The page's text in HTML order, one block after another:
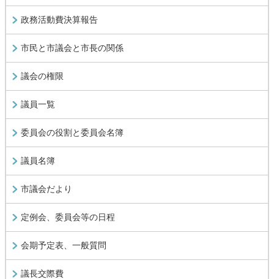
政務活動費決算報告
市民と市議会と市長の関係
議会の権限
議員一覧
委員会の役割と委員会名簿
議員名簿
市議会だより
定例会、委員会等の日程
会期予定表、一般質問
議長交際費